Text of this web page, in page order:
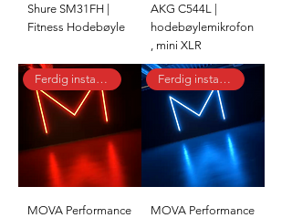
Shure SM31FH |
Fitness Hodebøyle
AKG C544L |
hodebøylemikrofon
, mini XLR
Ferdig installert
MOVA Performance
Ferdig installert
MOVA Performance